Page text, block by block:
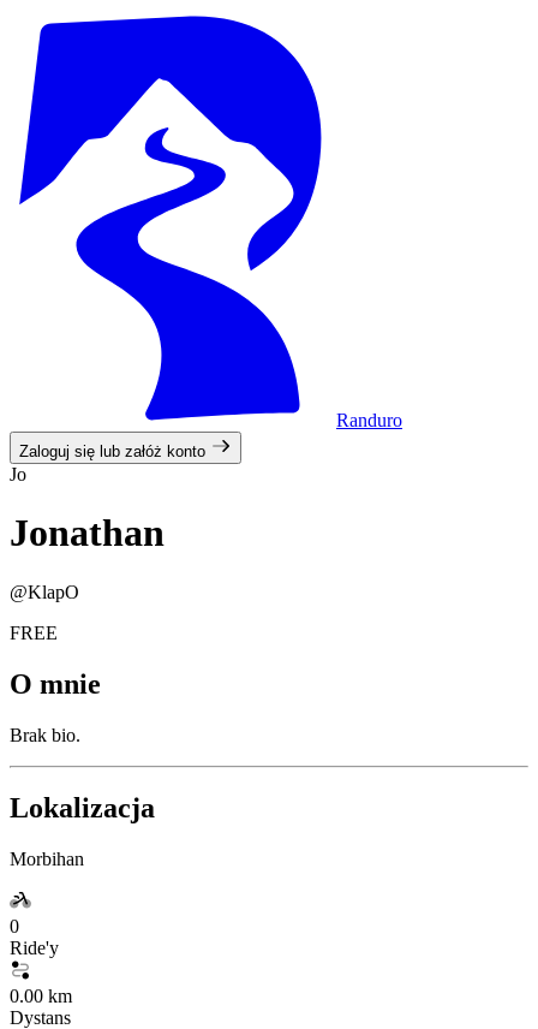
Randuro
Zaloguj się lub załóż konto
Jo
Jonathan
@KlapO
FREE
O mnie
Brak bio.
Lokalizacja
Morbihan
0
Ride'y
0.00 km
Dystans